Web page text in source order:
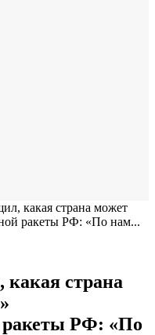
какая страна может
ракеты РФ: «По нам...
страна
ракеты РФ: «По